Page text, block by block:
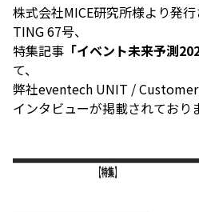
株式会社MICE研究所様より発
TING 67号、
特集記事 「イベント未来予測
て、
弊社eventech UNIT /
インタビューが掲載されており